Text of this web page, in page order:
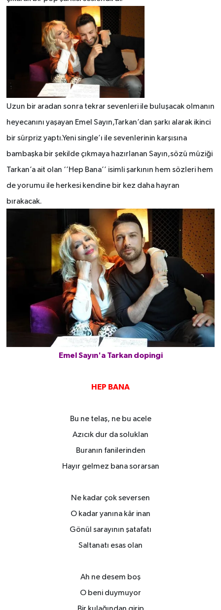
Uzun bir aradan sonra tekrar sevenleri ile buluşacak olmanın
heyecanını yaşayan Emel Sayın,Tarkan’dan şarkı alarak ikinci
bir sürpriz yaptı.Yeni single’ı ile sevenlerinin karşısına
bambaşka bir şekilde çıkmaya hazırlanan Sayın,sözü müziği
Tarkan’a ait olan ‘’Hep Bana’’ isimli şarkının hem sözleri hem
de yorumu ile herkesi kendine bir kez daha hayran
bırakacak.
Emel Sayın'a Tarkan dopingi
HEP BANA
Bu ne telaş, ne bu acele
Azıcık dur da soluklan
Buranın fanilerinden
Hayır gelmez bana sorarsan
Ne kadar çok seversen
O kadar yanına kâr inan
Gönül sarayının şatafatı
Saltanatı esas olan
Ah ne desem boş
O beni duymuyor